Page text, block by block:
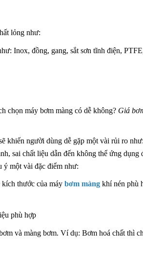
lỏng như:
Inox, đồng, gang, sắt sơn tĩnh điện,
chọn máy bơm màng có dễ không? Giá
khiến người dùng dễ gặp một vài rủi ro
sai chất liệu dẫn đến không thể ứng dụng
ý một vài đặc điểm như:
thước của máy bơm màng khí nén phù
phù hợp
và màng bơm. Ví dụ: Bơm hoá chất thì